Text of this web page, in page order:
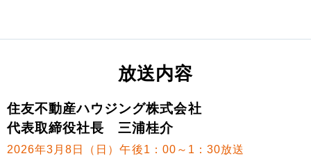
放送内容
住友不動産ハウジング株式会社
代表取締役社長 三浦桂介
2026年3月8日（日）午後1：00～1：30放送